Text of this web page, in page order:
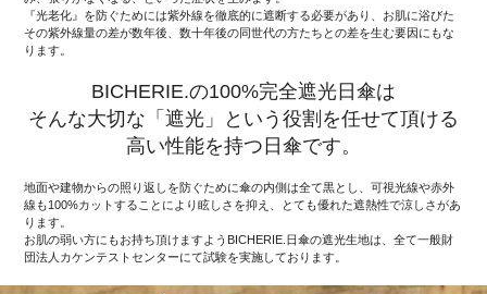
『光老化』を防ぐためには紫外線を徹底的に遮断する必要があり、お肌に浴びた
その紫外線量の差が数年後、数十年後の同世代の方たちとの差を生む要因にもな
ります。
BICHERIE.の100%完全遮光日傘は
そんな大切な「遮光」という役割を任せて頂ける
高い性能を持つ日傘です。
地面や建物からの照り返しを防ぐために傘の内側は全て黒とし、可視光線や赤外
線も100%カットすることにより眩しさを抑え、とても優れた遮熱性で涼しさがあ
ります。
お肌の弱い方にもお持ち頂けますようBICHERIE.日傘の遮光生地は、全て一般財
団法人カケンテストセンターにて試験を実施しております。